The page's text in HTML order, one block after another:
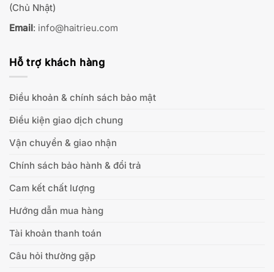
(Chủ Nhật)
Email: info@haitrieu.com
Hỗ trợ khách hàng
Điều khoản & chính sách bảo mật
Điều kiện giao dịch chung
Vận chuyển & giao nhận
Chính sách bảo hành & đổi trả
Cam kết chất lượng
Hướng dẫn mua hàng
Tài khoản thanh toán
Câu hỏi thường gặp